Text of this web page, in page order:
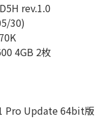
rev.1.0
30)
4GB 2枚
Pro Update 64bit版